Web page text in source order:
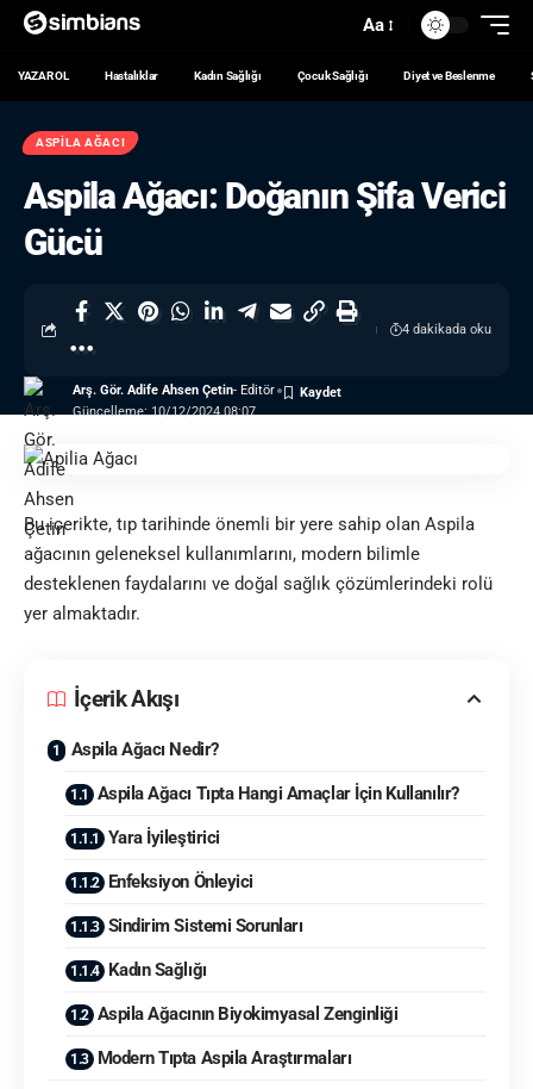
Aa
YAZAR OL Hastalıklar Kadın Sağlığı Çocuk Sağlığı Diyet ve Beslenme
ASPILA AĞACI
Aspila Ağacı: Doğanın Şifa Verici
Gücü
Güncelleme: 10/12/2024 08:07
Arş. Gör. Adife Ahsen Çetin- Editör
4 dakikada oku
Bu içerikte, tıp tarihinde önemli bir yere sahip olan Aspila
ağacının geleneksel kullanımlarını, modern bilimle
desteklenen faydalarını ve doğal sağlık çözümlerindeki rolü
yer almaktadır.
İçerik Akışı
Aspila Ağacı Nedir?
Aspila Ağacı Tıpta Hangi Amaçlar İçin Kullanılır?
Yara İyileştirici
Enfeksiyon Önleyici
Sindirim Sistemi Sorunları
Kadın Sağlığı
Aspila Ağacının Biyokimyasal Zenginliği
Modern Tıpta Aspila Araştırmaları